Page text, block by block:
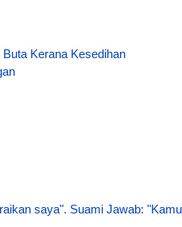
Kerana Kesedihan
saya". Suami Jawab: "Kamu